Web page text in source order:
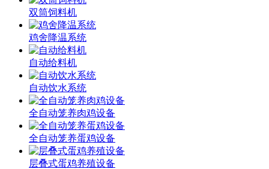
双筒饲料机
鸡舍降温系统
自动给料机
自动饮水系统
全自动笼养肉鸡设备
全自动笼养蛋鸡设备
层叠式蛋鸡养殖设备